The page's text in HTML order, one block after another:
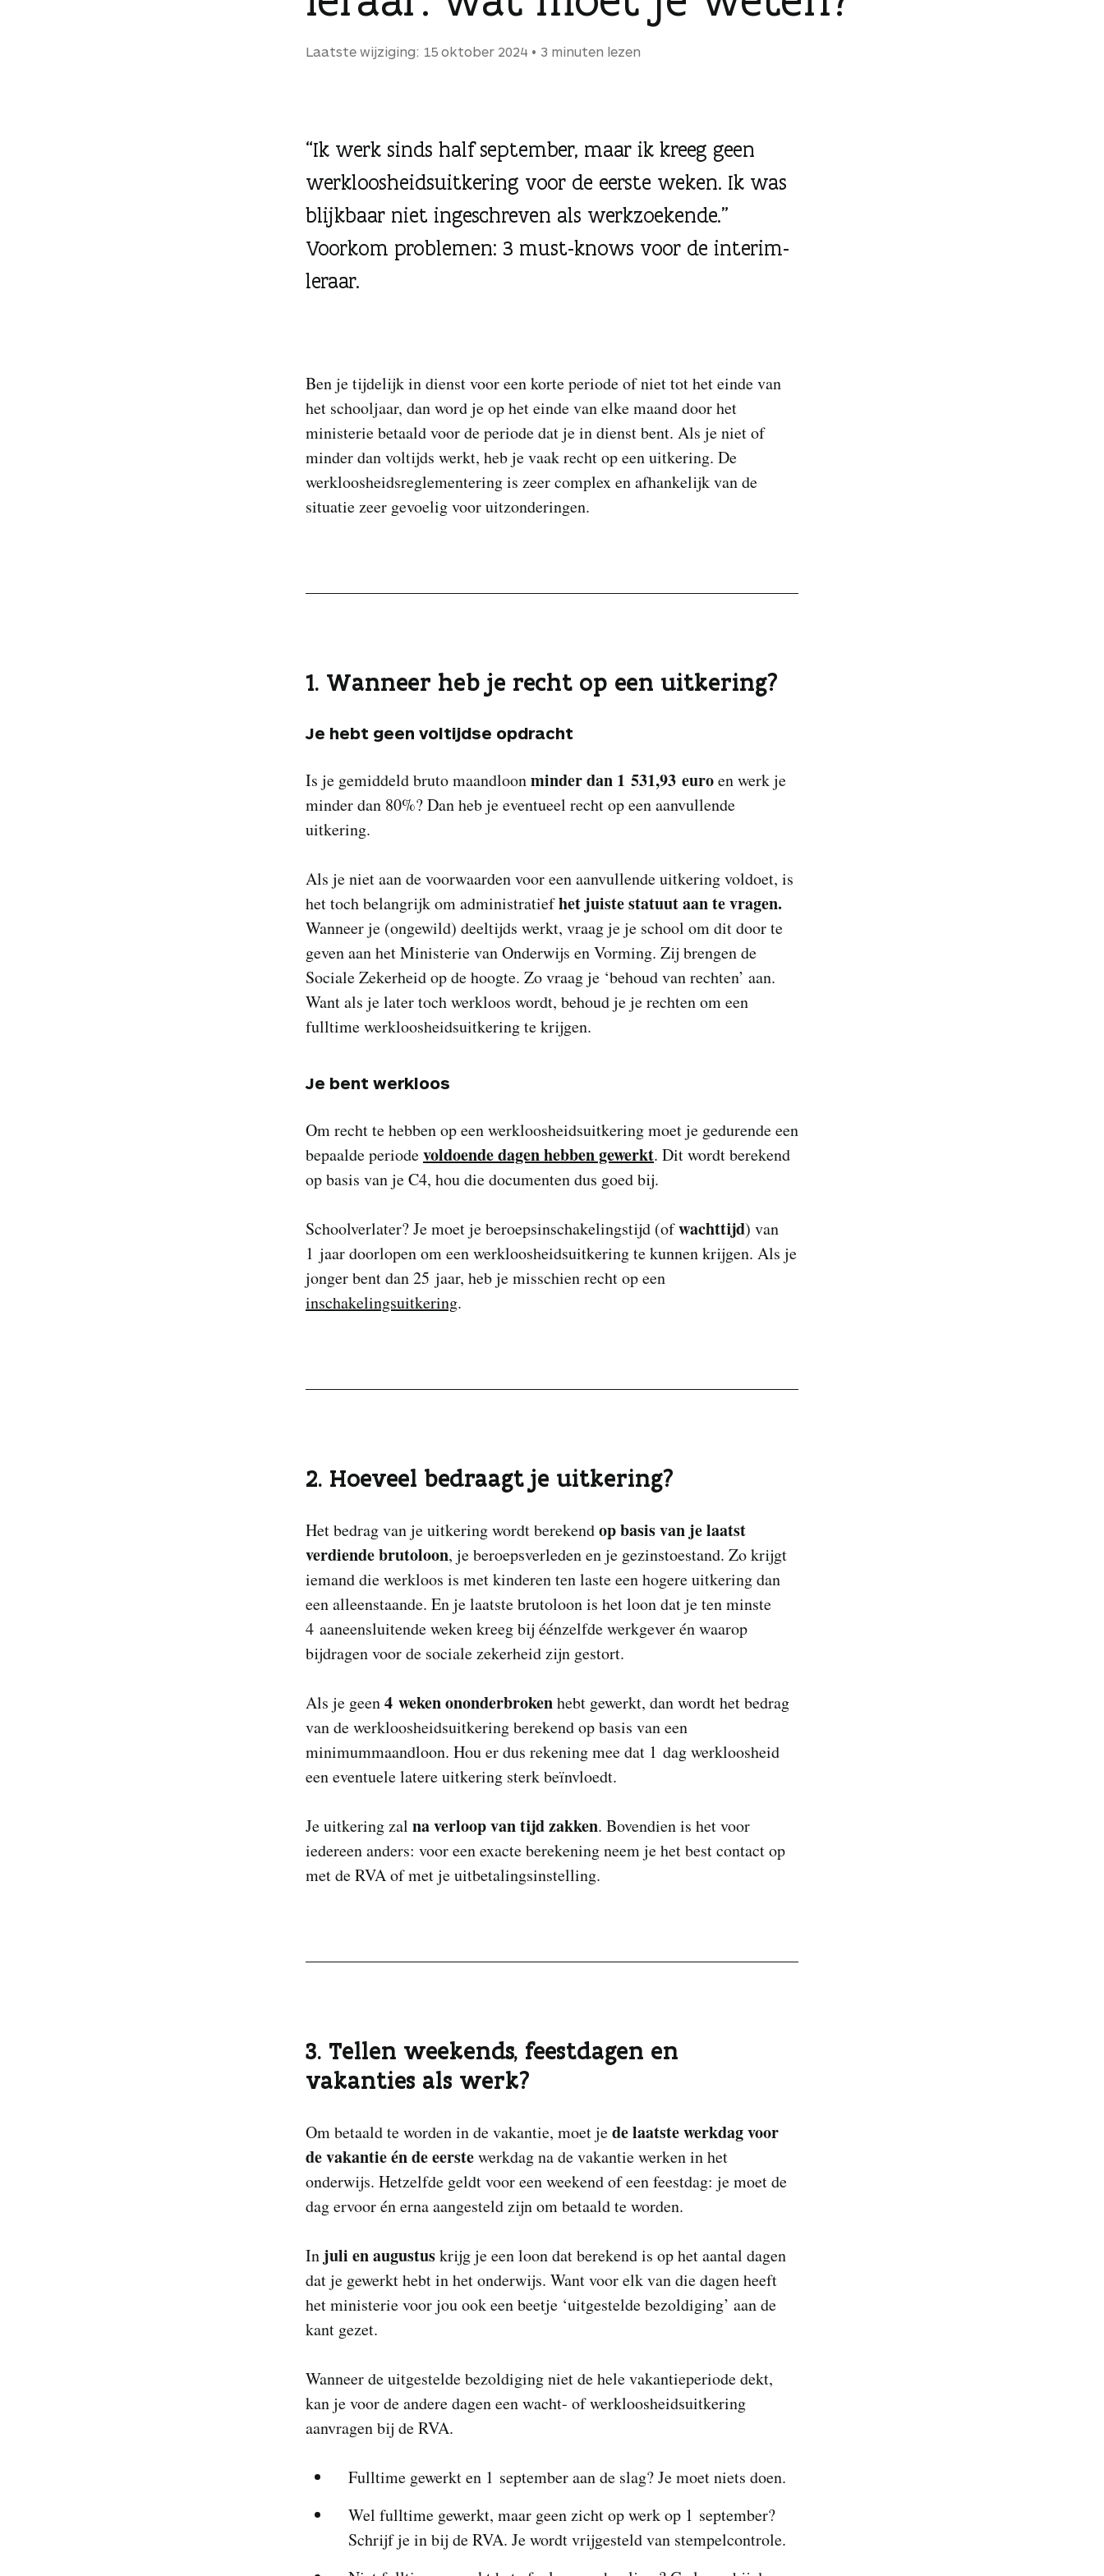
Laatste wijziging: 15 oktober 2024 3 minuten lezen
“Ik werk sinds half september, maar ik kreeg geen
werkloosheidsuitkering voor de eerste weken. Ik was
blijkbaar niet ingeschreven als werkzoekende.”
Voorkom problemen: 3 must-knows voor de interim-
leraar.
Ben je tijdelijk in dienst voor een korte periode of niet tot het einde van
het schooljaar, dan word je op het einde van elke maand door het
ministerie betaald voor de periode dat je in dienst bent. Als je niet of
minder dan voltijds werkt, heb je vaak recht op een uitkering. De
werkloosheidsreglementering is zeer complex en afhankelijk van de
situatie zeer gevoelig voor uitzonderingen.
1. Wanneer heb je recht op een uitkering?
Je hebt geen voltijdse opdracht
Is je gemiddeld bruto maandloonminder dan 1 531,93 euroen werk je
minder dan 80%? Dan heb je eventueel recht op een aanvullende
uitkering.
Als je niet aan de voorwaarden voor een aanvullende uitkering voldoet, is
het toch belangrijk om administratiefhet juiste statuut aan te vragen.
Wanneer je (ongewild) deeltijds werkt, vraag je je school om dit door te
geven aan het Ministerie van Onderwijs en Vorming. Zij brengen de
Sociale Zekerheid op de hoogte. Zo vraag je ‘behoud van rechten’ aan.
Want als je later toch werkloos wordt, behoud je je rechten om een
fulltime werkloosheidsuitkering te krijgen.
Je bent werkloos
Om recht te hebben op een werkloosheidsuitkering moet je gedurende een
bepaalde periodevoldoende dagen hebben gewerkt. Dit wordt berekend
op basis van je C4, hou die documenten dus goed bij.
Schoolverlater? Je moet je beroepsinschakelingstijd (ofwachttijd) van
1 jaar doorlopen om een werkloosheidsuitkering te kunnen krijgen. Als je
jonger bent dan 25 jaar, heb je misschien recht op een
inschakelingsuitkering.
2. Hoeveel bedraagt je uitkering?
Het bedrag van je uitkering wordt berekendop basis van je laatst
verdiende brutoloon, je beroepsverleden en je gezinstoestand. Zo krijgt
iemand die werkloos is met kinderen ten laste een hogere uitkering dan
een alleenstaande. En je laatste brutoloon is het loon dat je ten minste
4 aaneensluitende weken kreeg bij éénzelfde werkgever én waarop
bijdragen voor de sociale zekerheid zijn gestort.
Als je geen4 weken ononderbrokenhebt gewerkt, dan wordt het bedrag
van de werkloosheidsuitkering berekend op basis van een
minimummaandloon. Hou er dus rekening mee dat 1 dag werkloosheid
een eventuele latere uitkering sterk beïnvloedt.
Je uitkering zal na verloop van tijd zakken. Bovendien is het voor
iedereen anders: voor een exacte berekening neem je het best contact op
met de RVA of met je uitbetalingsinstelling.
3. Tellen weekends, feestdagen en
vakanties als werk?
Om betaald te worden in de vakantie, moet jede laatste werkdag voor
de vakantie én de eerstewerkdag na de vakantie werken in het
onderwijs. Hetzelfde geldt voor een weekend of een feestdag: je moet de
dag ervoor én erna aangesteld zijn om betaald te worden.
In juli en augustuskrijg je een loon dat berekend is op het aantal dagen
dat je gewerkt hebt in het onderwijs. Want voor elk van die dagen heeft
het ministerie voor jou ook een beetje ‘uitgestelde bezoldiging’ aan de
kant gezet.
Wanneer de uitgestelde bezoldiging niet de hele vakantieperiode dekt,
kan je voor de andere dagen een wacht- of werkloosheidsuitkering
aanvragen bij de RVA.
Fulltime gewerkt en 1 september aan de slag? Je moet niets doen.
Wel fulltime gewerkt, maar geen zicht op werk op 1 september?
Schrijf je in bij de RVA. Je wordt vrijgesteld van stempelcontrole.